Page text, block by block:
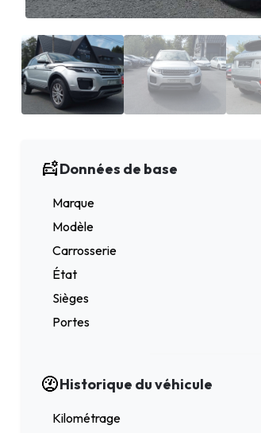
Données de base
Marque
Modèle
Carrosserie
État
Sièges
Portes
Historique du véhicule
Kilométrage